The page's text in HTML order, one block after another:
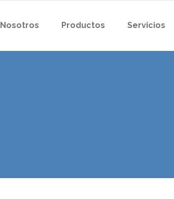
Nosotros Productos Servicios